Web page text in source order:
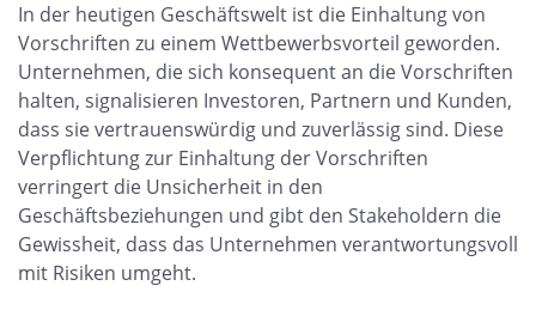
In der heutigen Geschäftswelt ist die Einhaltung von
Vorschriften zu einem Wettbewerbsvorteil geworden.
Unternehmen, die sich konsequent an die Vorschriften
halten, signalisieren Investoren, Partnern und Kunden,
dass sie vertrauenswürdig und zuverlässig sind. Diese
Verpflichtung zur Einhaltung der Vorschriften
verringert die Unsicherheit in den
Geschäftsbeziehungen und gibt den Stakeholdern die
Gewissheit, dass das Unternehmen verantwortungsvoll
mit Risiken umgeht.